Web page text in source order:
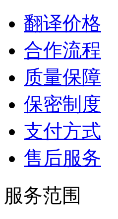
翻译价格
合作流程
质量保障
保密制度
支付方式
售后服务
服务范围